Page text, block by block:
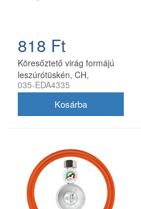
818 Ft
Köresőztető virág formájú
leszúrótüskén, CH,
5900779884335
035-EDA4335